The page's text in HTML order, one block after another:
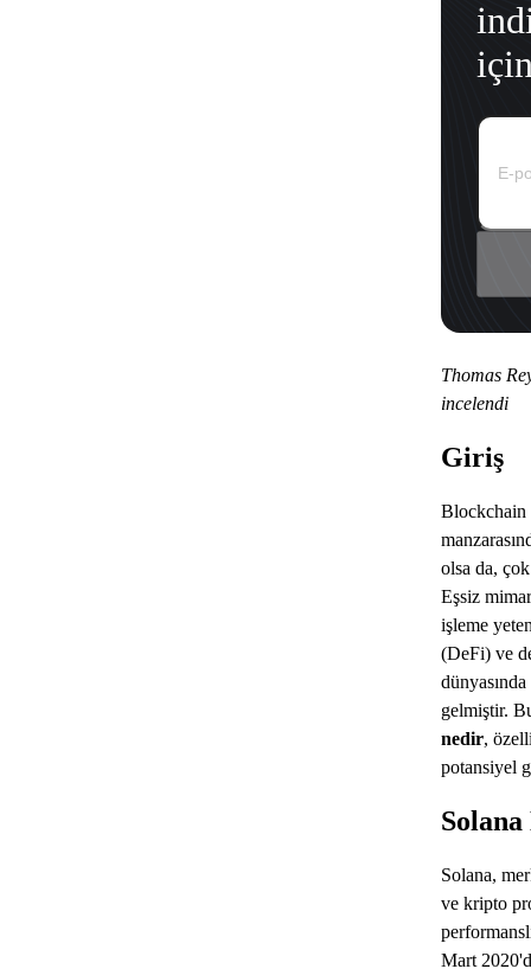
Thomas
incelendi
Giriş
Blockchain
olsa da,
Eşsiz
işleme
(DeFi) ve
gelmiştir.
nedir,
potansiyel
Solana,
ve kripto
Mart